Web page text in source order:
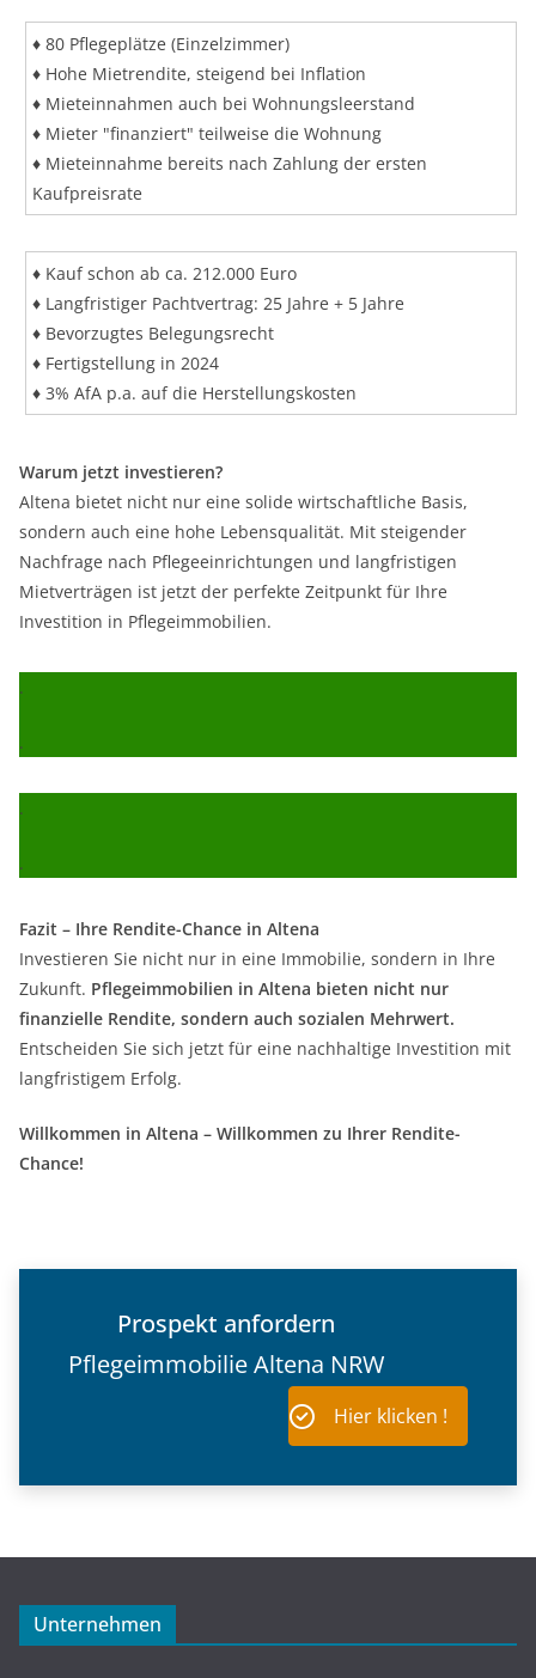
♦ 80 Pflegeplätze (Einzelzimmer)
♦ Hohe Mietrendite, steigend bei Inflation
♦ Mieteinnahmen auch bei Wohnungsleerstand
♦ Mieter "finanziert" teilweise die Wohnung
♦ Mieteinnahme bereits nach Zahlung der ersten
Kaufpreisrate
♦ Kauf schon ab ca. 212.000 Euro
♦ Langfristiger Pachtvertrag: 25 Jahre + 5 Jahre
♦ Bevorzugtes Belegungsrecht
♦ Fertigstellung in 2024
♦ 3% AfA p.a. auf die Herstellungskosten
Warum jetzt investieren?
Altena bietet nicht nur eine solide wirtschaftliche Basis,
sondern auch eine hohe Lebensqualität. Mit steigender
Nachfrage nach Pflegeeinrichtungen und langfristigen
Mietverträgen ist jetzt der perfekte Zeitpunkt für Ihre
Investition in Pflegeimmobilien.
.
.
.
.
Fazit – Ihre Rendite-Chance in Altena
Investieren Sie nicht nur in eine Immobilie, sondern in Ihre
Zukunft. Pflegeimmobilien in Altena bieten nicht nur
finanzielle Rendite, sondern auch sozialen Mehrwert.
Entscheiden Sie sich jetzt für eine nachhaltige Investition mit
langfristigem Erfolg.
Willkommen in Altena – Willkommen zu Ihrer Rendite-
Chance!
Prospekt anfordern
Pflegeimmobilie Altena NRW
Hier klicken !
Unternehmen